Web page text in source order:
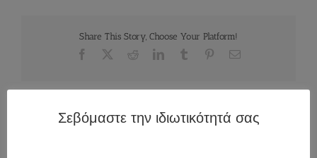
Share This Story, Choose Your Platform!
Facebook RedditLinkedInTumblr PinterestEmail
Σεβόμαστε την ιδιωτικότητά σας